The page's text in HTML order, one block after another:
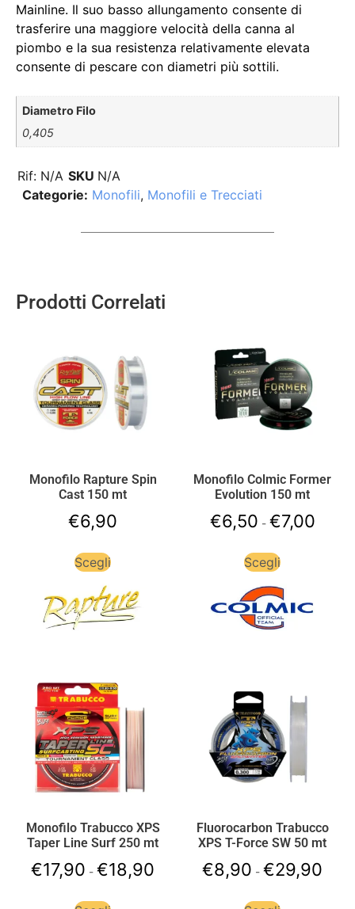
Mainline. Il suo basso allungamento consente di
trasferire una maggiore velocità della canna al
piombo e la sua resistenza relativamente elevata
consente di pescare con diametri più sottili.
Diametro Filo
0,405
Rif: N/A SKU N/A
Categorie: Monofili, Monofili e Trecciati
Prodotti Correlati
Monofilo Rapture Spin
Cast 150 mt
€6,90
Scegli
Monofilo Colmic Former
Evolution 150 mt
€6,50 - €7,00
Scegli
Monofilo Trabucco XPS
Taper Line Surf 250 mt
€17,90 - €18,90
Fluorocarbon Trabucco
XPS T-Force SW 50 mt
€8,90 - €29,90